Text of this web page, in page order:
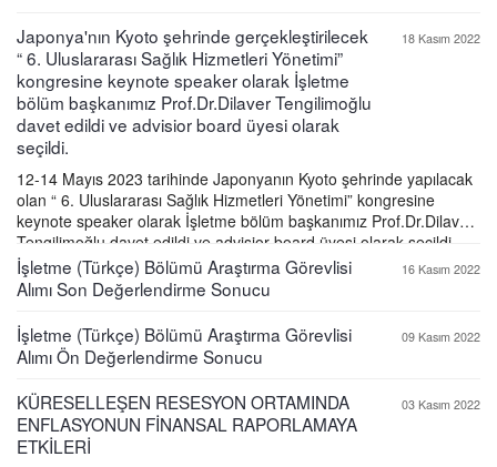
Japonya'nın Kyoto şehrinde gerçekleştirilecek
“ 6. Uluslararası Sağlık Hizmetleri Yönetimi”
kongresine keynote speaker olarak İşletme
bölüm başkanımız Prof.Dr.Dilaver Tengilimoğlu
davet edildi ve advisior board üyesi olarak
seçildi.
18 Kasım 2022
12-14 Mayıs 2023 tarihinde Japonyanın Kyoto şehrinde yapılacak
olan “ 6. Uluslararası Sağlık Hizmetleri Yönetimi” kongresine
keynote speaker olarak İşletme bölüm başkanımız Prof.Dr.Dilaver
Tengilimoğlu davet edildi ve advisior board üyesi olarak seçildi.
İşletme (Türkçe) Bölümü Araştırma Görevlisi
Alımı Son Değerlendirme Sonucu
16 Kasım 2022
İşletme (Türkçe) Bölümü Araştırma Görevlisi
Alımı Ön Değerlendirme Sonucu
09 Kasım 2022
KÜRESELLEŞEN RESESYON ORTAMINDA
ENFLASYONUN FİNANSAL RAPORLAMAYA
ETKİLERİ
03 Kasım 2022